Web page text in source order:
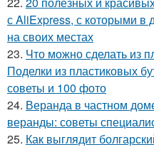
с AliExpress, с которыми в
на своих местах
23. Что можно сделать из
Поделки из пластиковых
советы и 100 фото
24. Веранда в частном
веранды: советы
25. Как выглядит